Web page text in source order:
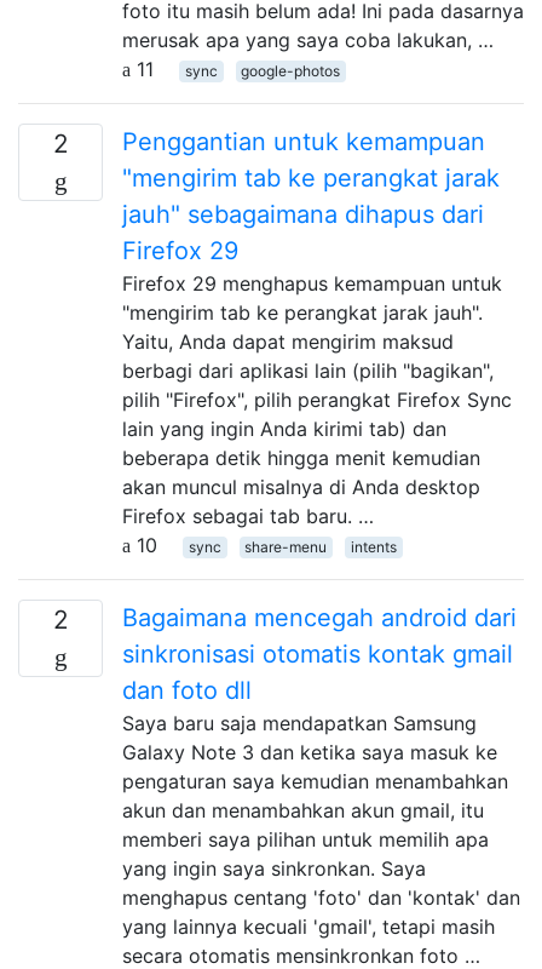
foto itu masih belum ada! Ini pada dasarnya
merusak apa yang saya coba lakukan, …
11
sync google-photos
2
Penggantian untuk kemampuan
"mengirim tab ke perangkat jarak
jauh" sebagaimana dihapus dari
Firefox 29
Firefox 29 menghapus kemampuan untuk
"mengirim tab ke perangkat jarak jauh".
Yaitu, Anda dapat mengirim maksud
berbagi dari aplikasi lain (pilih "bagikan",
pilih "Firefox", pilih perangkat Firefox Sync
lain yang ingin Anda kirimi tab) dan
beberapa detik hingga menit kemudian
akan muncul misalnya di Anda desktop
Firefox sebagai tab baru. …
10
sync share-menu intents
2
Bagaimana mencegah android dari
sinkronisasi otomatis kontak gmail
dan foto dll
Saya baru saja mendapatkan Samsung
Galaxy Note 3 dan ketika saya masuk ke
pengaturan saya kemudian menambahkan
akun dan menambahkan akun gmail, itu
memberi saya pilihan untuk memilih apa
yang ingin saya sinkronkan. Saya
menghapus centang 'foto' dan 'kontak' dan
yang lainnya kecuali 'gmail', tetapi masih
secara otomatis mensinkronkan foto …